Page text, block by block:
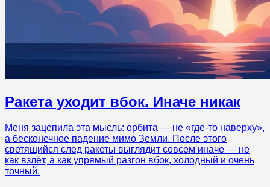
Ракета уходит вбок. Иначе никак
Меня зацепила эта мысль: орбита — не «где-то наверху»,
а бесконечное падение мимо Земли. После этого
светящийся след ракеты выглядит совсем иначе — не
как взлёт, а как упрямый разгон вбок, холодный и очень
точный.